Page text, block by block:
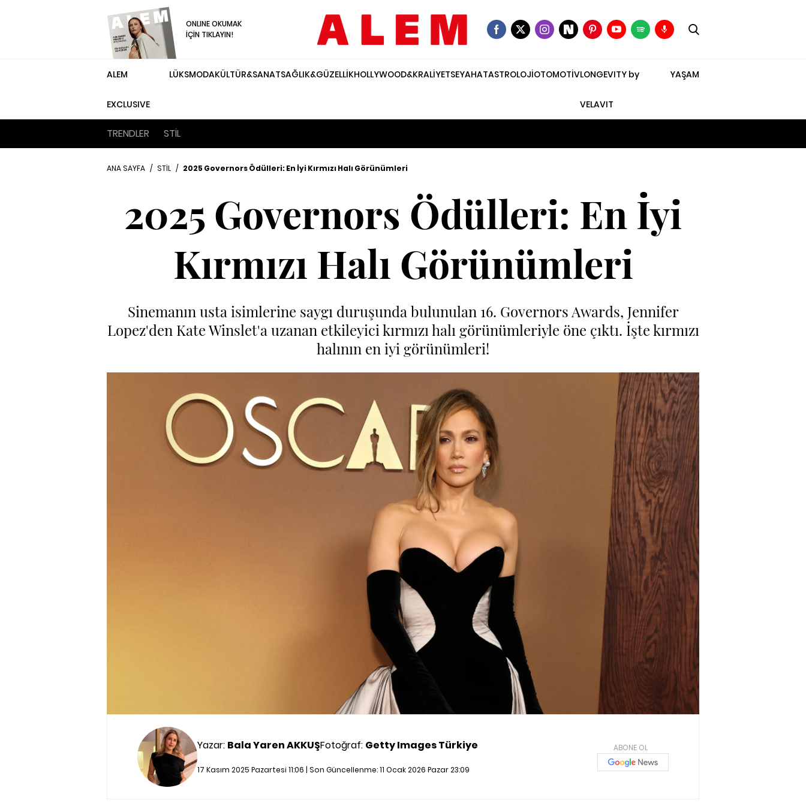
ONLINE OKUMAK
İÇİN TIKLAYIN!
ALEM
EXCLUSIVE
LÜKSMODAKÜLTÜR&SANATSAĞLIK&GÜZELLİKHOLLYWOOD&KRALİYETSEYAHATASTROLOJİOTOMOTİVLONGEVITY by
VELAVIT
YAŞAM
TRENDLER STİL
ANA SAYFA / STİL / 2025 Governors Ödülleri: En İyi Kırmızı Halı Görünümleri
2025 Governors Ödülleri: En İyi
Kırmızı Halı Görünümleri
Sinemanın usta isimlerine saygı duruşunda bulunulan 16. Governors Awards, Jennifer
Lopez'den Kate Winslet'a uzanan etkileyici kırmızı halı görünümleriyle öne çıktı. İşte kırmızı
halının en iyi görünümleri!
Yazar: Bala Yaren AKKUŞFotoğraf: Getty Images Türkiye
17 Kasım 2025 Pazartesi 11:06 | Son Güncellenme:11 Ocak 2026 Pazar 23:09
ABONE OL